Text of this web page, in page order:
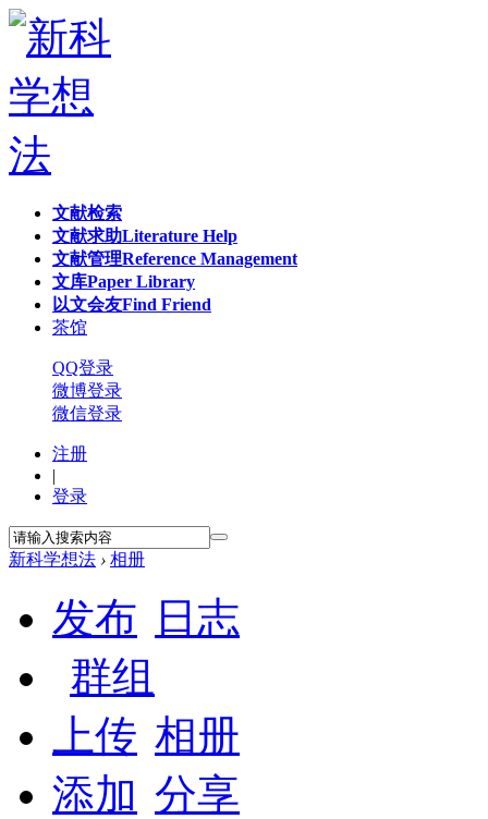
文献检索
文献求助Literature Help
文献管理Reference Management
文库Paper Library
以文会友Find Friend
茶馆
QQ登录
微博登录
微信登录
注册
|
登录
新科学想法 › 相册
发布
日志
群组
上传 相册
添加 分享